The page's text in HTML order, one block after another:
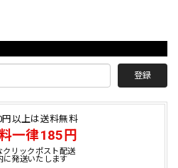
登録
円以上は送料無料
一律185円
クリックポスト配送
に発送いたします